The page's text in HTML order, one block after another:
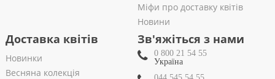
Міфи про доставку квітів
Новини
Доставка квітів
Новинки
Весняна колекція
Зв'яжіться з нами
0 800 21 54 55
Україна